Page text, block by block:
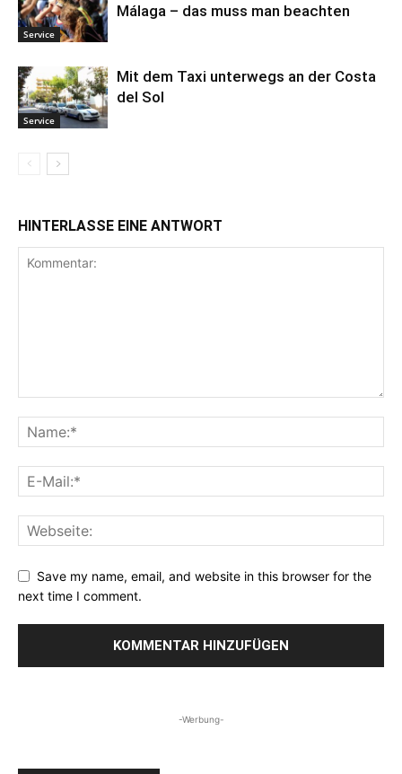
Service
Málaga – das muss man beachten
Service
Mit dem Taxi unterwegs an der Costa
del Sol
HINTERLASSE EINE ANTWORT
Save my name, email, and website in this browser for the
next time I comment.
-Werbung-